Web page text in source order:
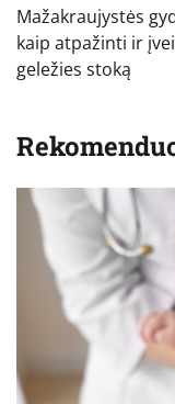
tarp
įrašų
Mažakraujystės
kaip atpažinti ir
geležies stoką